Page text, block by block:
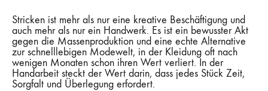
Stricken ist mehr als nur eine kreative Beschäftigung und
auch mehr als nur ein Handwerk. Es ist ein bewusster Akt
gegen die Massenproduktion und eine echte Alternative
zur schnelllebigen Modewelt, in der Kleidung oft nach
wenigen Monaten schon ihren Wert verliert. In der
Handarbeit steckt der Wert darin, dass jedes Stück Zeit,
Sorgfalt und Überlegung erfordert.